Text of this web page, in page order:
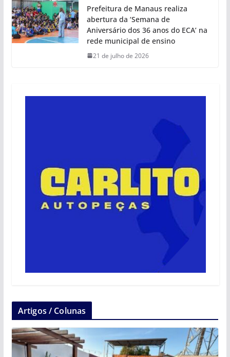
Prefeitura de Manaus realiza
abertura da ‘Semana de
Aniversário dos 36 anos do ECA’ na
rede municipal de ensino
21 de julho de 2026
Artigos / Colunas